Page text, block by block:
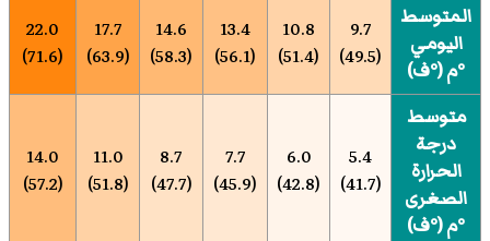
المتوسط
اليومي
°م (°ف)
9.7
(49.5)
10.8
(51.4)
13.4
(56.1)
14.6
(58.3)
17.7
(63.9)
22.0
(71.6)
متوسط
درجة
الحرارة
الصغرى
°م (°ف)
5.4
(41.7)
6.0
(42.8)
7.7
(45.9)
8.7
(47.7)
11.0
(51.8)
14.0
(57.2)